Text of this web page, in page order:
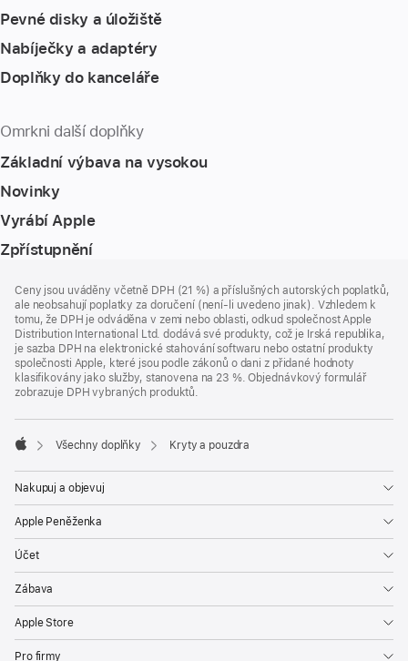
Pevné disky a úložiště
Nabíječky a adaptéry
Doplňky do kanceláře
Omrkni další doplňky
Základní výbava na vysokou
Novinky
Vyrábí Apple
Zpřístupnění
Ceny jsou uváděny včetně DPH (21 %) a příslušných autorských poplatků,
ale neobsahují poplatky za doručení (není-li uvedeno jinak). Vzhledem k
tomu, že DPH je odváděna v zemi nebo oblasti, odkud společnost Apple
Distribution International Ltd. dodává své produkty, což je Irská republika,
je sazba DPH na elektronické stahování softwaru nebo ostatní produkty
společnosti Apple, které jsou podle zákonů o dani z přidané hodnoty
klasifikovány jako služby, stanovena na 23 %. Objednávkový formulář
zobrazuje DPH vybraných produktů.
Všechny doplňky Kryty a pouzdra
Nakupuj a objevuj
Apple Peněženka
Účet
Zábava
Apple Store
Pro firmy